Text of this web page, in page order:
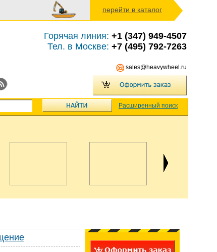
перейти в каталог
Горячая линия: +1 (347) 949-4507
Тел. в Москве: +7 (495) 792-7263
sales@heavywheel.ru
Расширенный поиск